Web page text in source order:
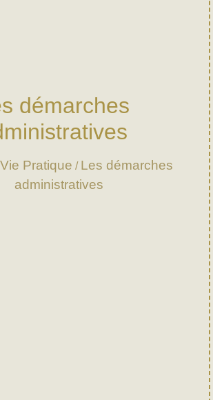
démarches
Vie Pratique / Les démarches
administratives